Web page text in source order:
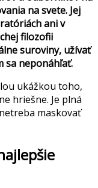
na svete. Jej
ani v
filozofii
suroviny, užívať
sa neponáhľať.
ukážkou toho,
hriešne. Je plná
maskovať